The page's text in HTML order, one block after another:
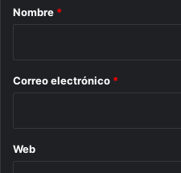
r
*
Nombre *
Correo electrónico *
Web